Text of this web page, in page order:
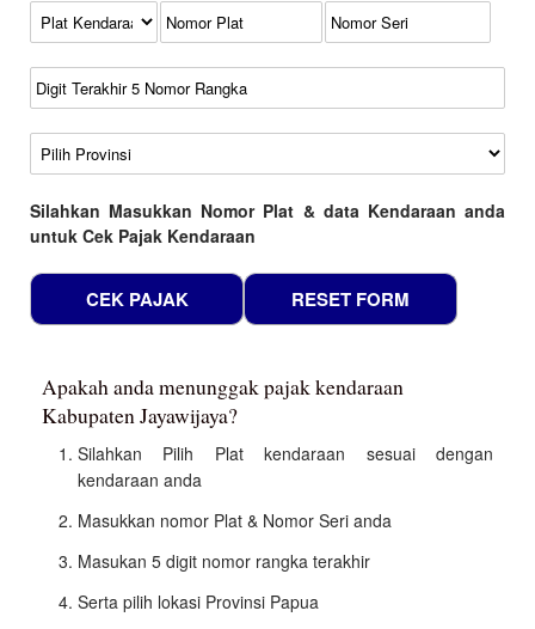
Kode Plat Kendaraan
No Plat
No Seri
No Rangka
Wilayah
Silahkan Masukkan Nomor Plat & data Kendaraan anda
untuk Cek Pajak Kendaraan
Apakah anda menunggak pajak kendaraan
Kabupaten Jayawijaya?
Silahkan Pilih Plat kendaraan sesuai dengan
kendaraan anda
Masukkan nomor Plat & Nomor Seri anda
Masukan 5 digit nomor rangka terakhir
Serta pilih lokasi Provinsi Papua